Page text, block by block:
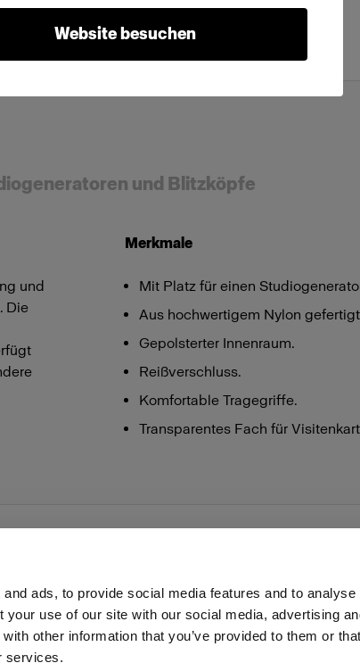
ads, to provide social media features and to analyse
use of our site with our social media, advertising
other information that you’ve provided to them or that
services.
Website besuchen
und Blitzköpfe
und
Die
Merkmale
Mit Platz für einen
Aus hochwertigem Nylon
Gepolsterter Innenraum.
Reißverschluss.
Komfortable Tragegriffe.
Transparentes Fach für
Share the Light Withdrawal your order